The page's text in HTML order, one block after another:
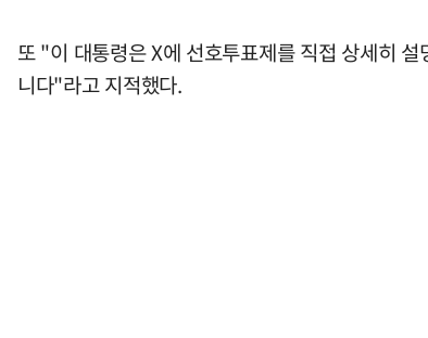
또 "이 대통령은 X에 선호투표제를 직접 상세히
니다"라고 지적했다.